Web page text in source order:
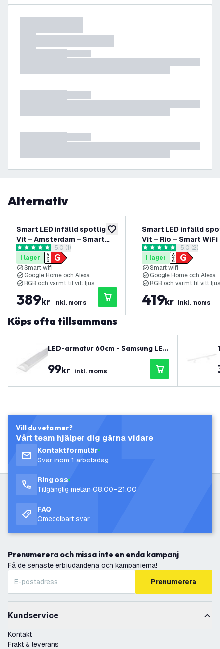
Alternativ
lägg till i önskelistan
Smart LED infälld spotlight
Vit – Amsterdam – Smart
WiFi – Dimbar – RGB+CCT –
3-pack
öppna recensionspanel
5 stjärnbetyg5.0 (1)
I lager
Smart wifi
Google Home och Alexa
RGB och varmt til vitt ljus
389kr inkl. moms
Smart LED infälld
Vit – Rio – Smart WiFi
Dimbar – RGB+CCT –
öppna
5 stjärnbetyg5.0 (2)
I lager
Smart wifi
Google Home och Alexa
RGB och varmt til vitt ljus
419kr inkl. moms
Köps ofta tillsammans
LED-armatur 60cm - Samsung LED
- 15W - 140lm/W - 6500K - Kallvit -
5 års garanti
99kr inkl. moms
Vill du veta mer?
Vårt team hjälper dig gärna vidare
Kontaktformulär
Svar inom 1 arbetsdag
Ring oss
Tillgänglig mellan 08:00–21:00
FAQ
Omedelbart svar
Prenumerera och missa inte en enda kampanj
Få de senaste erbjudandena och kampanjerna!
Prenumerera
Kundservice
Kontakt
Frakt & leverans